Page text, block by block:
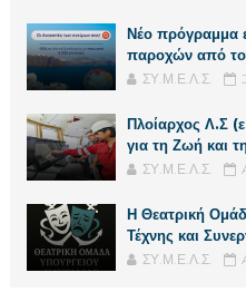
Νέο πρόγραμμα
παροχών από
ΣΥ.Μ.Ε.Λ.Σ.
Πλοίαρχος Λ.Σ
για τη Ζωή και
ΣΥ.Μ.Ε.Λ.Σ.
Η Θεατρική
Τέχνης και
ΣΥ.Μ.Ε.Λ.Σ.